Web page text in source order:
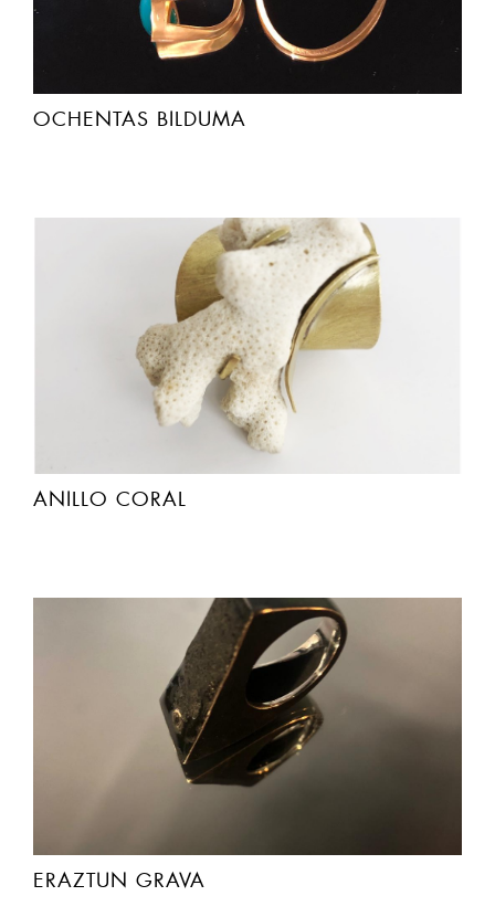
OCHENTAS BILDUMA
ANILLO CORAL
ERAZTUN GRAVA